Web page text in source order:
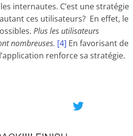
internautes. C’est une stratégie
ces utilisateurs? En effet, le
Plus les utilisateurs
nombreuses. [4] En favorisant de
renforce sa stratégie.